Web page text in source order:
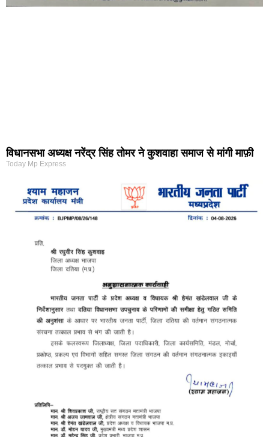
विधानसभा अध्यक्ष नरेंद्र सिंह तोमर ने कुशवाहा समाज से मांगी माफ़ी
Today Mp Express